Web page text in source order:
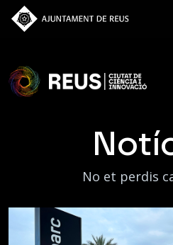
Vés al contingut
No et perdis